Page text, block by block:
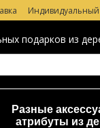
Индивидуальный
подарков из
Разные
атрибуты из